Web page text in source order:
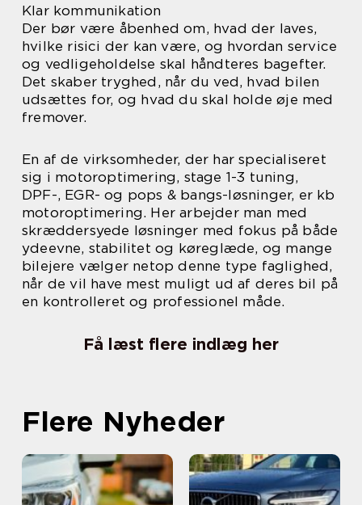
Klar kommunikation
Der bør være åbenhed om, hvad der laves,
hvilke risici der kan være, og hvordan service
og vedligeholdelse skal håndteres bagefter.
Det skaber tryghed, når du ved, hvad bilen
udsættes for, og hvad du skal holde øje med
fremover.
En af de virksomheder, der har specialiseret
sig i motoroptimering, stage 1-3 tuning,
DPF-, EGR- og pops & bangs-løsninger, er kb
motoroptimering. Her arbejder man med
skræddersyede løsninger med fokus på både
ydeevne, stabilitet og køreglæde, og mange
bilejere vælger netop denne type faglighed,
når de vil have mest muligt ud af deres bil på
en kontrolleret og professionel måde.
Få læst flere indlæg her
Flere Nyheder